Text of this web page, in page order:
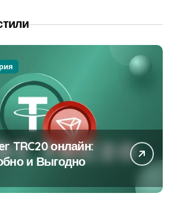
TRC20 онлайн:
и Выгодно